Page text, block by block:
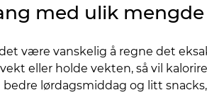
med ulik
være vanskelig å regne det
eller holde vekten, så vil
bedre lørdagsmiddag og litt